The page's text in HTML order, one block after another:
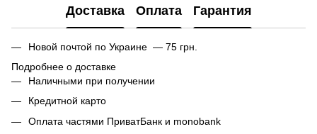
Доставка Оплата Гарантия
Новой почтой по Украине — 75 грн.
Подробнее о доставке
Наличными при получении
Кредитной карто
Оплата частями ПриватБанк и monobank